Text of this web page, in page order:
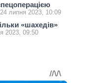
24 липня 2023, 10:09
«шахедів»
2023, 09:50